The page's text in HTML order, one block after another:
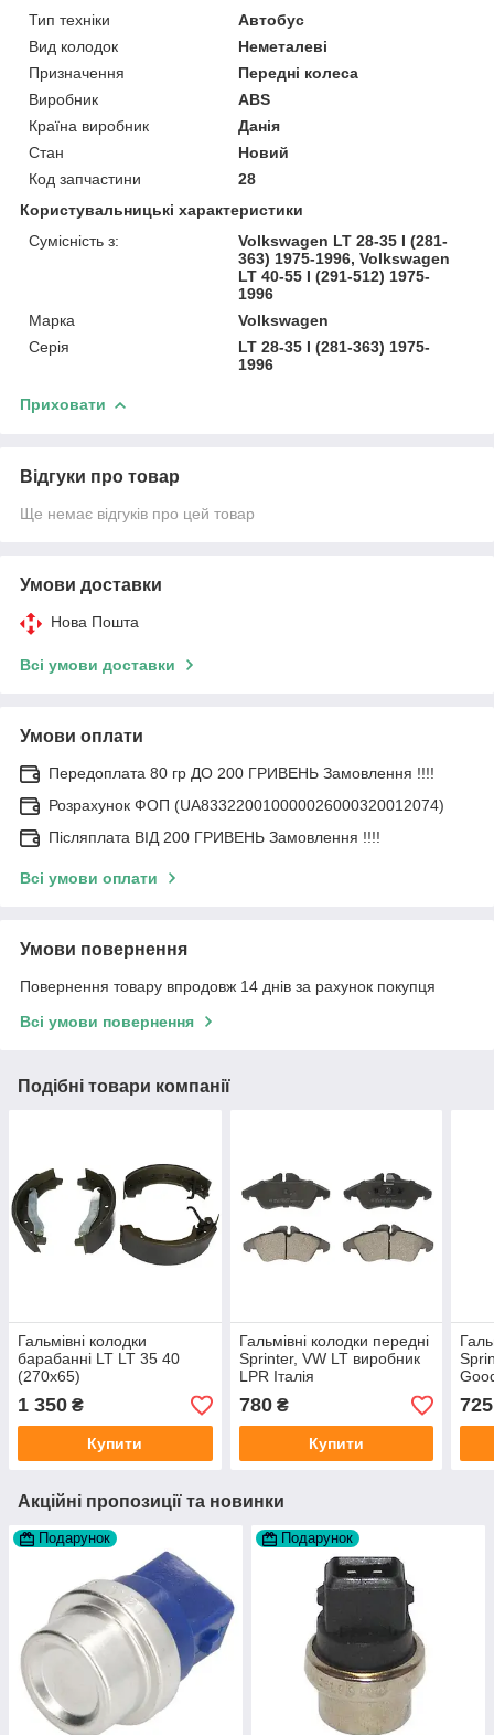
Тип техніки
Автобус
Вид колодок
Неметалеві
Призначення
Передні колеса
Виробник
ABS
Країна виробник
Данія
Стан
Новий
Код запчастини
28
Користувальницькі характеристики
Сумісність з:
Volkswagen LT 28-35 I (281-
363) 1975-1996, Volkswagen
LT 40-55 I (291-512) 1975-
1996
Марка
Volkswagen
Серія
LT 28-35 I (281-363) 1975-
1996
Приховати
Відгуки про товар
Ще немає відгуків про цей товар
Умови доставки
Нова Пошта
Всі умови доставки
Умови оплати
Передоплата 80 гр ДО 200 ГРИВЕНЬ Замовлення !!!!
Розрахунок ФОП (UA833220010000026000320012074)
Післяплата ВІД 200 ГРИВЕНЬ Замовлення !!!!
Всі умови оплати
Умови повернення
Повернення товару впродовж 14 днів за рахунок покупця
Всі умови повернення
Подібні товари компанії
Гальмівні колодки
барабанні LT LT 35 40
(270x65)
1 350 ₴
Купити
Гальмівні колодки передні
Sprinter, VW LT виробник
LPR Італія
780₴
Купити
725
Акційні пропозиції та новинки
Подарунок Подарунок